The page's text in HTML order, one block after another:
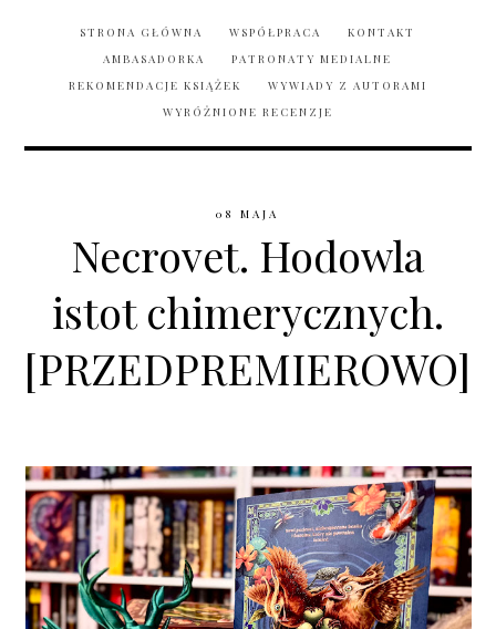
STRONA GŁÓWNA WSPÓŁPRACA
KONTAKT
AMBASADORKA
PATRONATY MEDIALNE
REKOMENDACJE KSIĄŻEK
WYWIADY Z AUTORAMI
WYRÓŻNIONE RECENZJE
08 MAJA
Necrovet. Hodowla
istot chimerycznych.
[PRZEDPREMIEROWO]